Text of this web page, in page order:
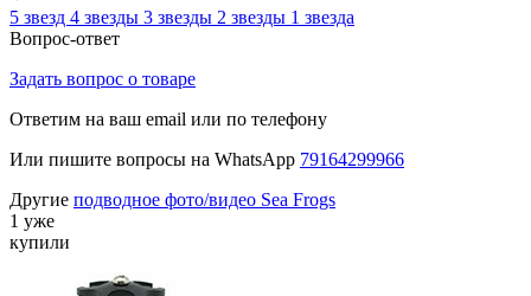
5 звезд 4 звезды 3 звезды 2 звезды 1 звезда
Вопрос-ответ
Задать вопрос о товаре
Ответим на ваш email или по телефону
Или пишите вопросы на WhatsApp 79164299966
Другие подводное фото/видео Sea Frogs
1 уже
купили